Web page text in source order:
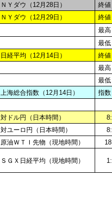
ＮＹダウ（12月28日）
終
ＮＹダウ（12月29日）
終
最高
最低
日経平均（12月14日）
終
最高
最低
上海総合指数（12月14日）
指数
対ドル円（日本時間）
対ユーロ円（日本時間）
原油ＷＴＩ先物（現地時間）
ＳＧＸ日経平均（現地時間）